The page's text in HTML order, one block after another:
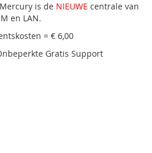
Mercury is de NIEUWE centrale van
en LAN.
= € 6,00
Gratis Support